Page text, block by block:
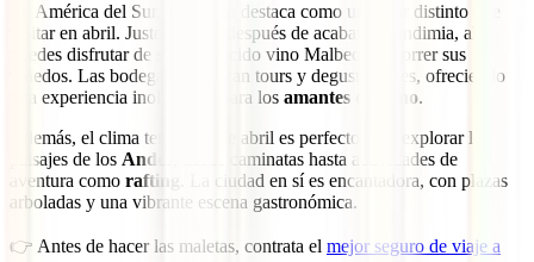
En América del Sur, Mendoza destaca como un lugar distinto que
visitar en abril. Justo un mes después de acabar la vendimia, allí
puedes disfrutar de su reconocido vino Malbec y recorrer sus
viñedos. Las bodegas organizan tours y degustaciones, ofreciendo
una experiencia inolvidable para los amantes del vino.
Además, el clima templado de abril es perfecto para explorar los
paisajes de los Andes
, desde caminatas hasta actividades de
aventura como rafting
. La ciudad en sí es encantadora, con plazas
arboladas y una vibrante escena gastronómica.
👉 Antes de hacer las maletas, contrata el mejor seguro de viaje a